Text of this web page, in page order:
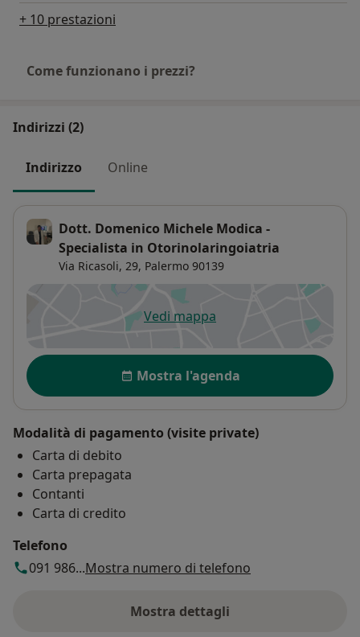
+ 10 prestazioni
Come funzionano i prezzi?
Indirizzi (2)
Indirizzo Online
Dott. Domenico Michele Modica -
Specialista in Otorinolaringoiatria
Via Ricasoli, 29, Palermo 90139
Vedi mappasi apre in una nuova scheda
Disponibilità
Mostra l'agenda
Modalità di pagamento (visite private)
Carta di debito
Carta prepagata
Contanti
Carta di credito
Telefono
091 986...Mostra numero di telefono
Mostra dettagli
sull'indirizzo